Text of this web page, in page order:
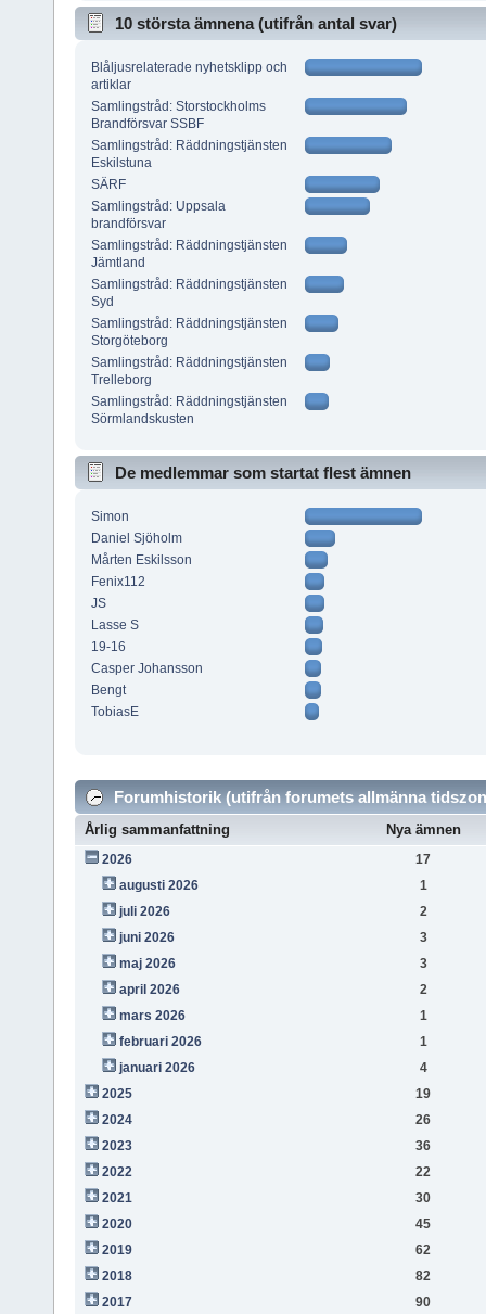
10 största ämnena (utifrån antal svar)
Blåljusrelaterade nyhetsklipp och
artiklar
Samlingstråd: Storstockholms
Brandförsvar SSBF
Samlingstråd: Räddningstjänsten
Eskilstuna
SÄRF
Samlingstråd: Uppsala
brandförsvar
Samlingstråd: Räddningstjänsten
Jämtland
Samlingstråd: Räddningstjänsten
Syd
Samlingstråd: Räddningstjänsten
Storgöteborg
Samlingstråd: Räddningstjänsten
Trelleborg
Samlingstråd: Räddningstjänsten
Sörmlandskusten
De medlemmar som startat flest ämnen
Simon
Daniel Sjöholm
Mårten Eskilsson
Fenix112
JS
Lasse S
19-16
Casper Johansson
Bengt
TobiasE
Forumhistorik (utifrån forumets allmänna
Årlig sammanfattning Nya ämnen
2026
17
augusti 2026
1
juli 2026
2
juni 2026
3
maj 2026
3
april 2026
2
mars 2026
1
februari 2026
1
januari 2026
4
2025
19
2024
26
2023
36
2022
22
2021
30
2020
45
2019
62
2018
82
2017
90